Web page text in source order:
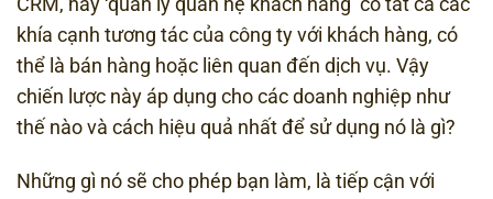
khía cạnh tương tác của công ty với khách hàng, có
thể là bán hàng hoặc liên quan đến dịch vụ. Vậy
chiến lược này áp dụng cho các doanh nghiệp như
thế nào và cách hiệu quả nhất để sử dụng nó là gì?
Những gì nó sẽ cho phép bạn làm, là tiếp cận với